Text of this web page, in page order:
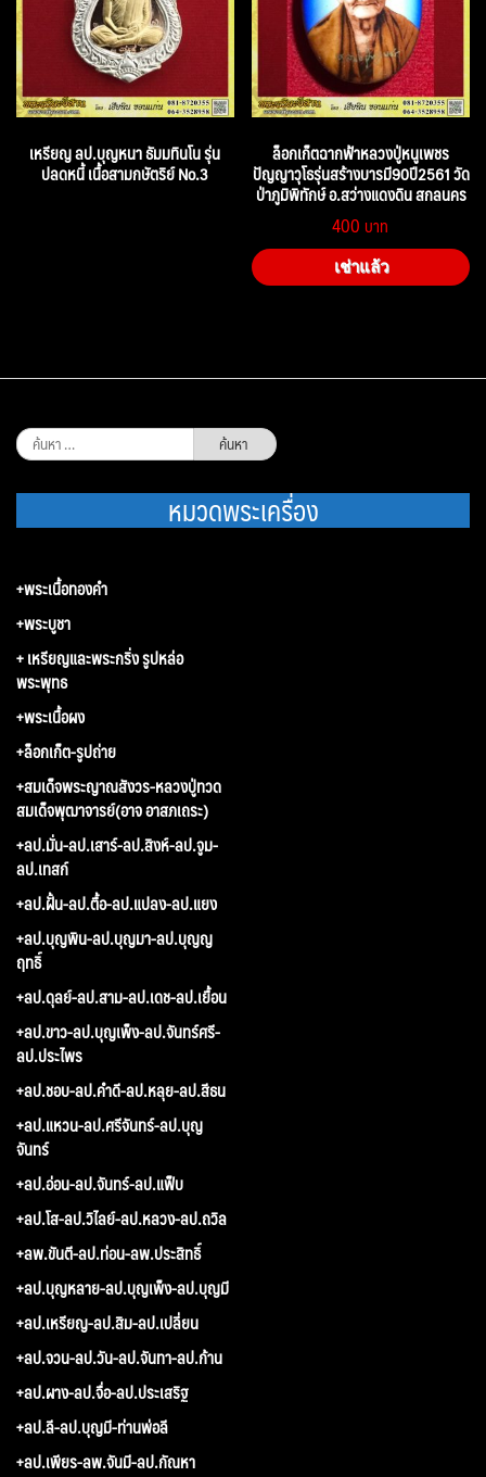
เหรียญ ลป.บุญหนา ธัมมทินโน รุ่น
ปลดหนี้ เนื้อสามกษัตริย์ No.3
ล็อกเก็ตฉากฟ้าหลวงปู่หนูเพชร
ปัญญาวุโธรุ่นสร้างบารมี90ปี2561 วัด
ป่าภูมิพิทักษ์ อ.สว่างแดงดิน สกลนคร
400
เช่าแล้ว
ค้นหา
สำหรับ:
หมวดพระเครื่อง
+พระเนื้อทองคำ
+พระบูชา
+ เหรียญและพระกริ่ง รูปหล่อ
พระพุทธ
+พระเนื้อผง
+ล็อกเก็ต-รูปถ่าย
+สมเด็จพระญาณสังวร-หลวงปู่ทวด
สมเด็จพุฒาจารย์(อาจ อาสภเถระ)
+ลป.มั่น-ลป.เสาร์-ลป.สิงห์-ลป.จูม-
ลป.เทสก์
+ลป.ฝั้น-ลป.ตื้อ-ลป.แปลง-ลป.แยง
+ลป.บุญพิน-ลป.บุญมา-ลป.บุญญ
ฤทธิ์
+ลป.ดุลย์-ลป.สาม-ลป.เดช-ลป.เยื้อน
+ลป.ขาว-ลป.บุญเพ็ง-ลป.จันทร์ศรี-
ลป.ประไพร
+ลป.ชอบ-ลป.คำดี-ลป.หลุย-ลป.สีธน
+ลป.แหวน-ลป.ศรีจันทร์-ลป.บุญ
จันทร์
+ลป.อ่อน-ลป.จันทร์-ลป.แฟ็บ
+ลป.โส-ลป.วิไลย์-ลป.หลวง-ลป.ถวิล
+ลพ.ขันตี-ลป.ท่อน-ลพ.ประสิทธิ์
+ลป.บุญหลาย-ลป.บุญเพ็ง-ลป.บุญมี
+ลป.เหรียญ-ลป.สิม-ลป.เปลี่ยน
+ลป.จวน-ลป.วัน-ลป.จันทา-ลป.ก้าน
+ลป.ผาง-ลป.จื่อ-ลป.ประเสริฐ
+ลป.ลี-ลป.บุญมี-ท่านพ่อลี
+ลป.เพียร-ลพ.จันมี-ลป.กัณหา